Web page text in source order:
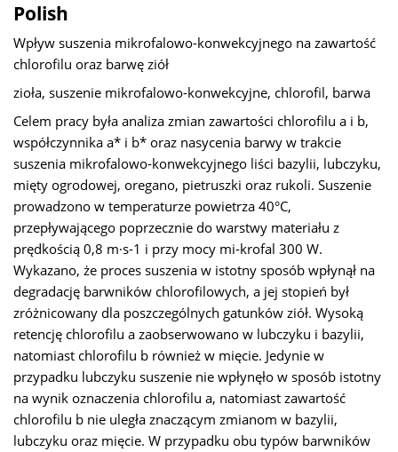
Polish
Wpływ suszenia mikrofalowo-konwekcyjnego na zawartość
chlorofilu oraz barwę ziół
zioła, suszenie mikrofalowo-konwekcyjne, chlorofil, barwa
Celem pracy była analiza zmian zawartości chlorofilu a i b,
współczynnika a* i b* oraz nasycenia barwy w trakcie
suszenia mikrofalowo-konwekcyjnego liści bazylii, lubczyku,
mięty ogrodowej, oregano, pietruszki oraz rukoli. Suszenie
prowadzono w temperaturze powietrza 40°C,
przepływającego poprzecznie do warstwy materiału z
prędkością 0,8 m·s-1 i przy mocy mi-krofal 300 W.
Wykazano, że proces suszenia w istotny sposób wpłynął na
degradację barwników chlorofilowych, a jej stopień był
zróżnicowany dla poszczególnych gatunków ziół. Wysoką
retencję chlorofilu a zaobserwowano w lubczyku i bazylii,
natomiast chlorofilu b również w mięcie. Jedynie w
przypadku lubczyku suszenie nie wpłynęło w sposób istotny
na wynik oznaczenia chlorofilu a, natomiast zawartość
chlorofilu b nie uległa znaczącym zmianom w bazylii,
lubczyku oraz mięcie. W przypadku obu typów barwników